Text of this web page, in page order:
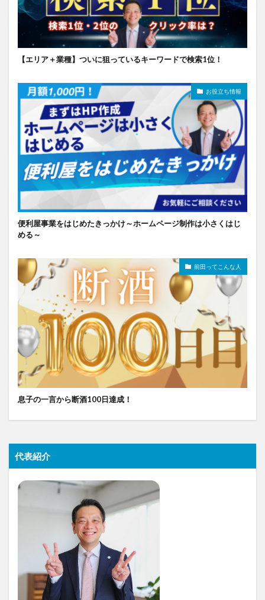
【エリア＋業種】ついに狙っているキーワードで検索1位！
お役立ち情報
便利屋事業をはじめたきっかけ～ホームページ制作は小さくはじ
める～
前田ってこんな人
息子の一言から断酒100日達成！
代表紹介